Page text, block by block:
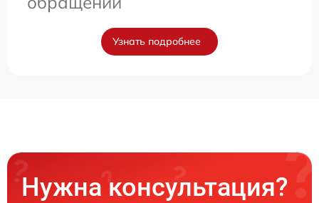
Узнать подробнее
Нужна консультация?